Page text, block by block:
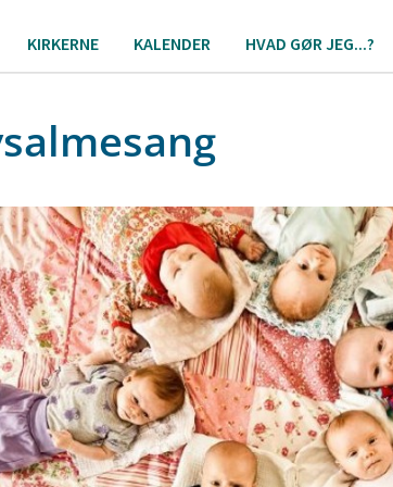
KIRKERNE KALENDER HVAD GØR JEG...?